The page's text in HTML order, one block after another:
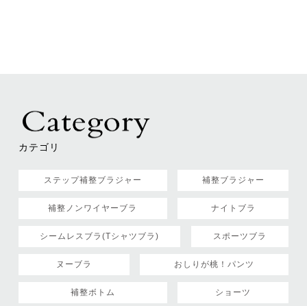
カテゴリ
ステップ補整ブラジャー 補整ブラジャー
補整ノンワイヤーブラ ナイトブラ
シームレスブラ(Tシャツブラ) スポーツブラ
ヌーブラ おしりが桃！パンツ
補整ボトム ショーツ